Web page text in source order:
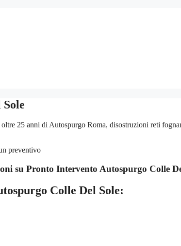
25 anni di Autospurgo Roma, disostruzioni reti
su Pronto Intervento Autospurgo Colle
Colle Del Sole: